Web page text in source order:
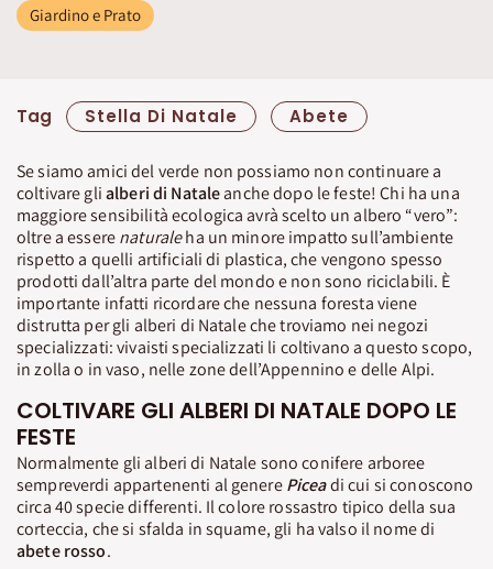
Giardino e Prato
Tag Stella Di Natale Abete
Se siamo amici del verde non possiamo non continuare a
coltivare glialberi di Nataleanche dopo le feste! Chi ha una
maggiore sensibilità ecologica avrà scelto un albero “vero”:
oltre a esserenaturaleha un minore impatto sull’ambiente
rispetto a quelli artificiali di plastica, che vengono spesso
prodotti dall’altra parte del mondo e non sono riciclabili. È
importante infatti ricordare che nessuna foresta viene
distrutta per gli alberi di Natale che troviamo nei negozi
specializzati: vivaisti specializzati li coltivano a questo scopo,
in zolla o in vaso, nelle zone dell’Appennino e delle Alpi.
COLTIVARE GLI ALBERI DI NATALE DOPO LE
FESTE
Normalmente gli alberi di Natale sono conifere arboree
sempreverdi appartenenti al generePiceadi cui si conoscono
circa 40 specie differenti. Il colore rossastro tipico della sua
corteccia, che si sfalda in squame, gli ha valso il nome di
abete rosso.